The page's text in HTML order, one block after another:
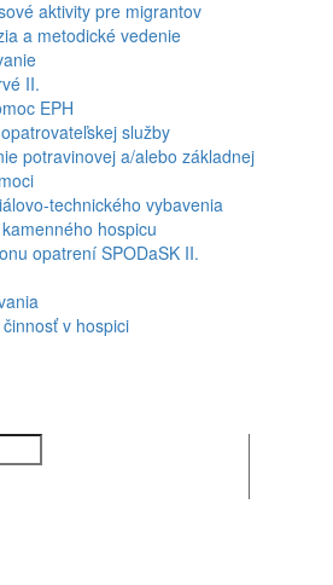
aktivity pre migrantov
a metodické vedenie
II.
EPH
služby
potravinovej a/alebo základnej
technického vybavenia
hospicu
opatrení SPODaSK II.
v hospici